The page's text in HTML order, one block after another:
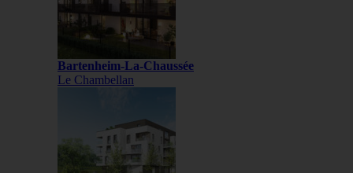
Bartenheim-La-Chaussée
Le Chambellan